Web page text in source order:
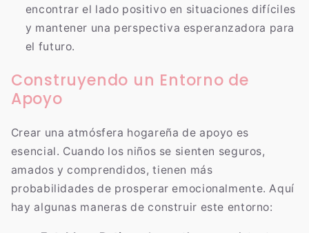
encontrar el lado positivo en situaciones difíciles
y mantener una perspectiva esperanzadora para
el futuro.
Construyendo un Entorno de
Apoyo
Crear una atmósfera hogareña de apoyo es
esencial. Cuando los niños se sienten seguros,
amados y comprendidos, tienen más
probabilidades de prosperar emocionalmente. Aquí
hay algunas maneras de construir este entorno: